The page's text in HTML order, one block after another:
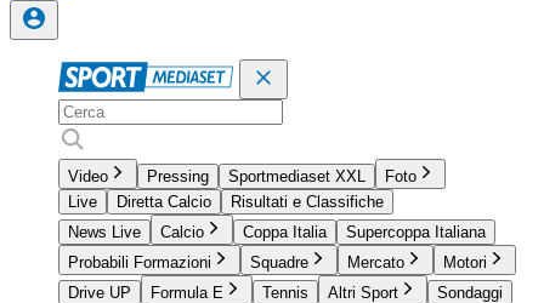
Video Pressing Sportmediaset XXL
Foto
Live
Diretta Calcio
Risultati e Classifiche
News Live
Calcio Coppa Italia
Supercoppa Italiana
Probabili Formazioni
Squadre Mercato
Motori
Drive UP
Formula E Tennis Altri Sport
Sondaggi